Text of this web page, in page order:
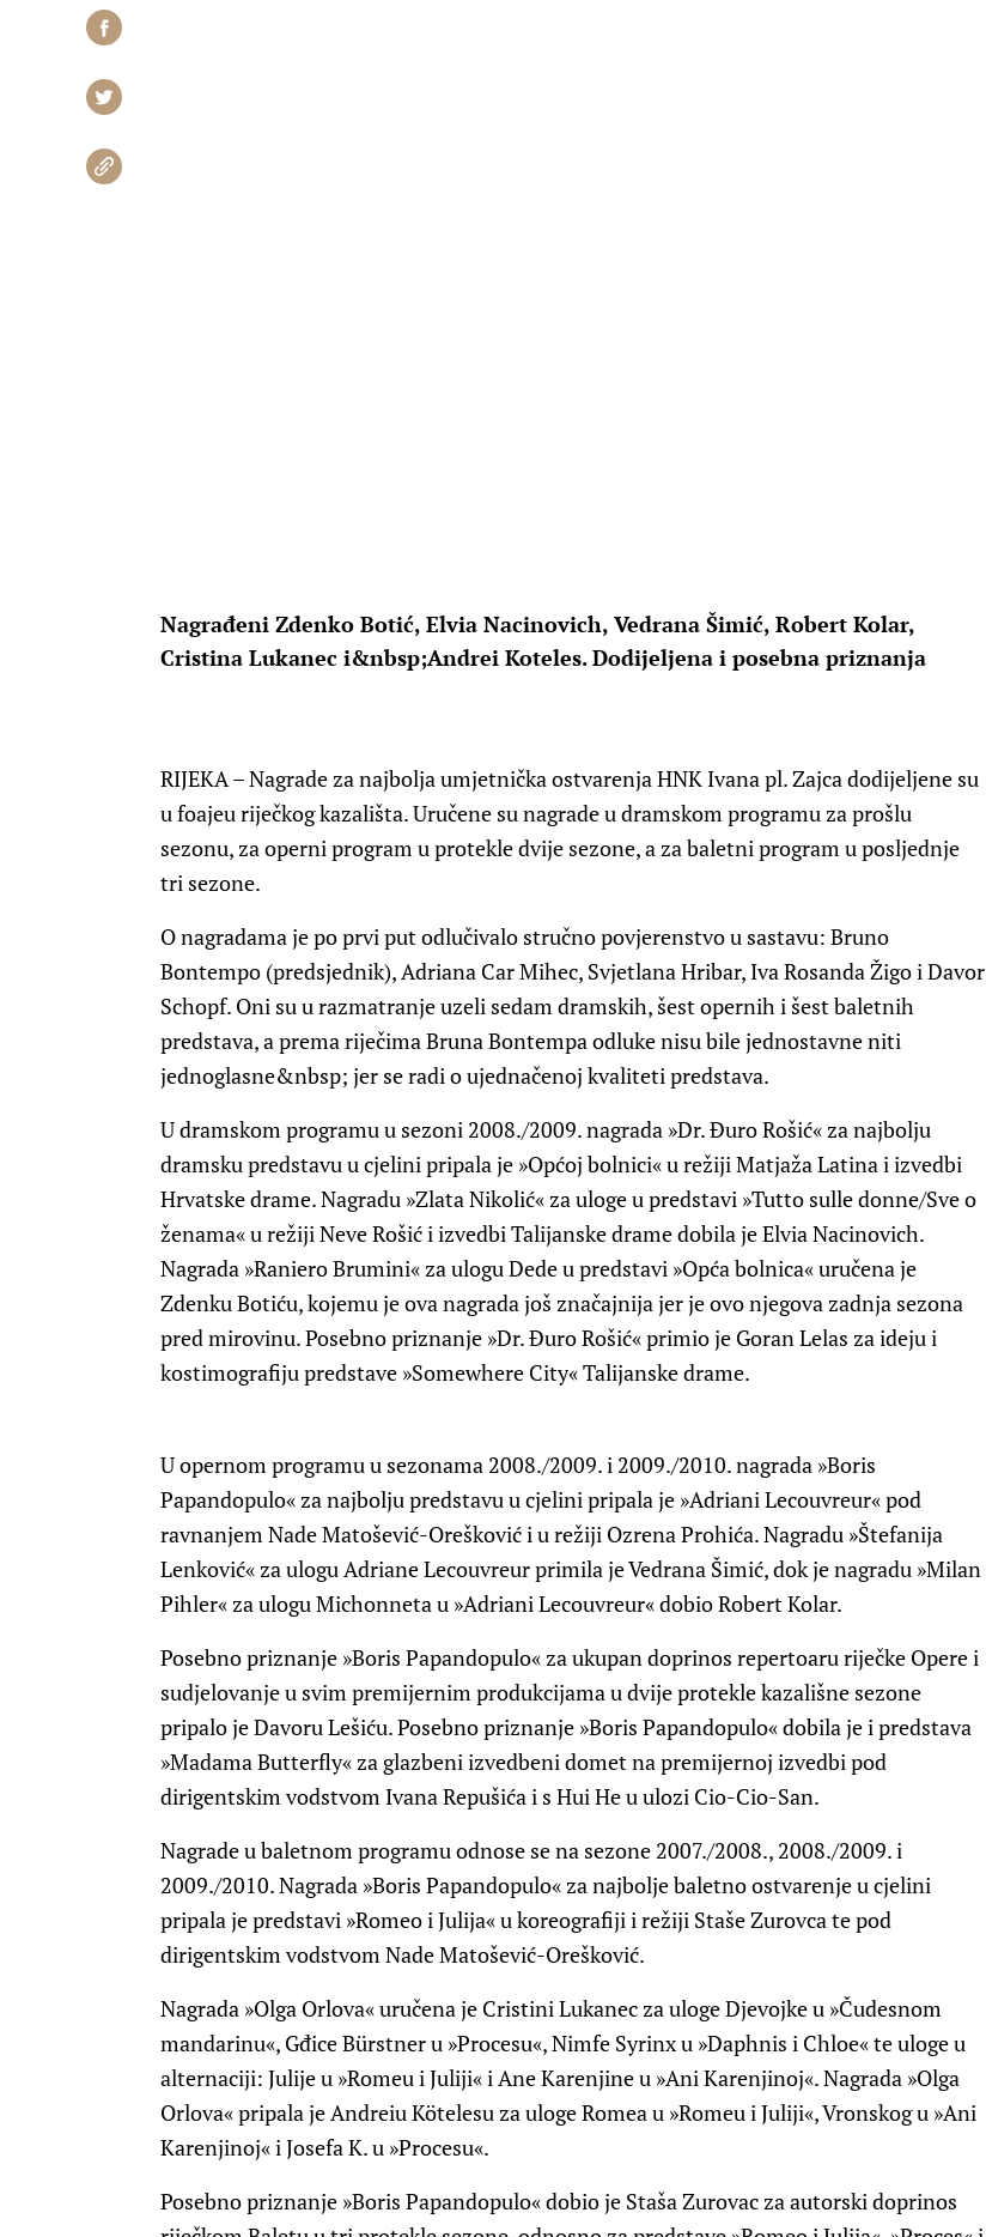
Nagrađeni Zdenko Botić, Elvia Nacinovich, Vedrana Šimić, Robert Kolar,
Cristina Lukanec i&nbsp;Andrei Koteles. Dodijeljena i posebna priznanja
RIJEKA– Nagrade za najbolja umjetnička ostvarenja HNK Ivana pl. Zajca dodijeljene su
u foajeu riječkog kazališta. Uručene su nagrade u dramskom programu za prošlu
sezonu, za operni program u protekle dvije sezone, a za baletni program u posljednje
tri sezone.
O nagradama je po prvi put odlučivalo stručno povjerenstvo u sastavu: Bruno
Bontempo (predsjednik), Adriana Car Mihec, Svjetlana Hribar, Iva Rosanda Žigo i Davor
Schopf. Oni su u razmatranje uzeli sedam dramskih, šest opernih i šest baletnih
predstava, a prema riječima Bruna Bontempa odluke nisu bile jednostavne niti
jednoglasne&nbsp; jer se radi o ujednačenoj kvaliteti predstava.
U dramskom programu u sezoni 2008./2009. nagrada »Dr. Đuro Rošić« za najbolju
dramsku predstavu u cjelini pripala je »Općoj bolnici« u režiji Matjaža Latina i izvedbi
Hrvatske drame. Nagradu »Zlata Nikolić« za uloge u predstavi »Tutto sulle donne/Sve o
ženama« u režiji Neve Rošić i izvedbi Talijanske drame dobila je Elvia Nacinovich.
Nagrada »Raniero Brumini« za ulogu Dede u predstavi »Opća bolnica« uručena je
Zdenku Botiću, kojemu je ova nagrada još značajnija jer je ovo njegova zadnja sezona
pred mirovinu. Posebno priznanje »Dr. Đuro Rošić« primio je Goran Lelas za ideju i
kostimografiju predstave »Somewhere City« Talijanske drame.
U opernom programu u sezonama 2008./2009. i 2009./2010. nagrada »Boris
Papandopulo« za najbolju predstavu u cjelini pripala je »Adriani Lecouvreur« pod
ravnanjem Nade Matošević-Orešković i u režiji Ozrena Prohića. Nagradu »Štefanija
Lenković« za ulogu Adriane Lecouvreur primila je Vedrana Šimić, dok je nagradu »Milan
Pihler« za ulogu Michonneta u »Adriani Lecouvreur« dobio Robert Kolar.
Posebno priznanje »Boris Papandopulo« za ukupan doprinos repertoaru riječke Opere i
sudjelovanje u svim premijernim produkcijama u dvije protekle kazališne sezone
pripalo je Davoru Lešiću. Posebno priznanje »Boris Papandopulo« dobila je i predstava
»Madama Butterfly« za glazbeni izvedbeni domet na premijernoj izvedbi pod
dirigentskim vodstvom Ivana Repušića i s Hui He u ulozi Cio-Cio-San.
Nagrade u baletnom programu odnose se na sezone 2007./2008., 2008./2009. i
2009./2010. Nagrada »Boris Papandopulo« za najbolje baletno ostvarenje u cjelini
pripala je predstavi »Romeo i Julija« u koreografiji i režiji Staše Zurovca te pod
dirigentskim vodstvom Nade Matošević-Orešković.
Nagrada »Olga Orlova« uručena je Cristini Lukanec za uloge Djevojke u »Čudesnom
mandarinu«, Gđice Bürstner u »Procesu«, Nimfe Syrinx u »Daphnis i Chloe« te uloge u
alternaciji: Julije u »Romeu i Juliji« i Ane Karenjine u »Ani Karenjinoj«. Nagrada »Olga
Orlova« pripala je Andreiu Kötelesu za uloge Romea u »Romeu i Juliji«, Vronskog u »Ani
Karenjinoj« i Josefa K. u »Procesu«.
Posebno priznanje »Boris Papandopulo« dobio je Staša Zurovac za autorski doprinos